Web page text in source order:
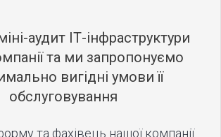
аудит ІТ-інфраструктури
та ми запропонуємо
вигідні умови її
обслуговування
та фахівець нашої компанії